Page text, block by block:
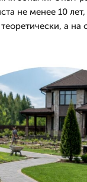
не менее 10
а на